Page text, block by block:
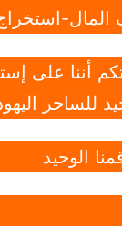
استخراج
أننا على
للساحر
الوحيد